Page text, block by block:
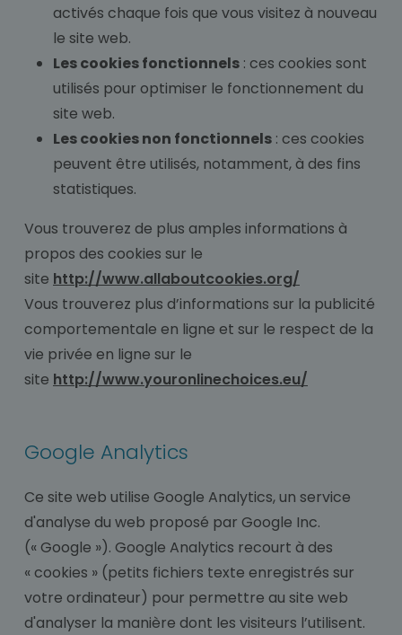
activés chaque fois que vous visitez à nouveau
le site web.
Les cookies fonctionnels : ces cookies sont
utilisés pour optimiser le fonctionnement du
site web.
Les cookies non fonctionnels : ces cookies
peuvent être utilisés, notamment, à des fins
statistiques.
Vous trouverez de plus amples informations à
propos des cookies sur le
site http://www.allaboutcookies.org/
Vous trouverez plus d’informations sur la publicité
comportementale en ligne et sur le respect de la
vie privée en ligne sur le
site http://www.youronlinechoices.eu/
Google Analytics
Ce site web utilise Google Analytics, un service
d'analyse du web proposé par Google Inc.
(« Google »). Google Analytics recourt à des
« cookies » (petits fichiers texte enregistrés sur
votre ordinateur) pour permettre au site web
d'analyser la manière dont les visiteurs l’utilisent.